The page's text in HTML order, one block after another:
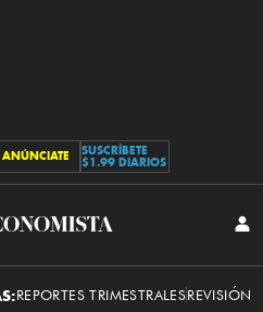
ANÚNCIATE
SUSCRÍBETE
$1.99 DIARIOS
El
Economista
REPORTES TRIMESTRALESREVISIÓN